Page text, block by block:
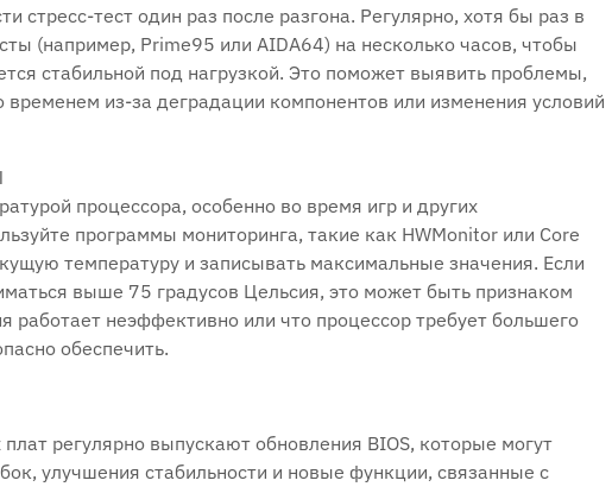
стресс-тест один раз после разгона. Регулярно, хотя бы раз в
(например, Prime95 или AIDA64) на несколько часов, чтобы
стабильной под нагрузкой. Это поможет выявить проблемы,
временем из-за деградации компонентов или изменения условий
процессора, особенно во время игр и других
программы мониторинга, такие как HWMonitor или Core
температуру и записывать максимальные значения. Если
выше 75 градусов Цельсия, это может быть признаком
работает неэффективно или что процессор требует большего
обеспечить.
регулярно выпускают обновления BIOS, которые могут
улучшения стабильности и новые функции, связанные с